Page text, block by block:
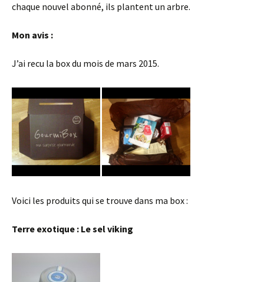
chaque nouvel abonné, ils plantent un arbre.
Mon avis :
J’ai recu la box du mois de mars 2015.
Voici les produits qui se trouve dans ma box :
Terre exotique : Le sel viking